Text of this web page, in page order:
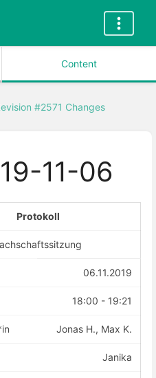
Content
#2571 Changes
11-06
Protokoll
06.11.2019
18:00 - 19:21
Jonas H., Max K.
Janika